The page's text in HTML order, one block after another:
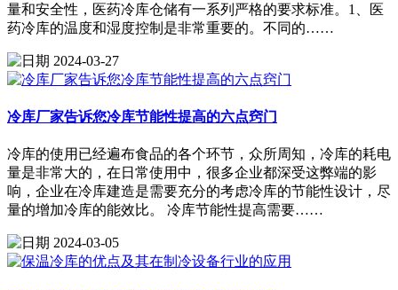
量和安全性，医药冷库仓储有一系列严格的要求标准。1、医
药冷库的温度和湿度控制是非常重要的。不同的……
2024-03-27
冷库厂家告诉您冷库节能性提高的六点窍门
冷库的使用已经遍布食品的各个环节，众所周知，冷库的耗电
量是非常大的，在日常使用中，很多企业都深受这弊端的影
响，企业在冷库建造是需要充分的考虑冷库的节能性设计，尽
量的增加冷库的能效比。 冷库节能性提高需要……
2024-03-05